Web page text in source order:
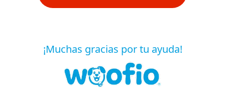
¡Muchas gracias por tu ayuda!